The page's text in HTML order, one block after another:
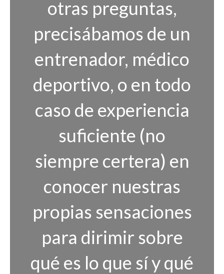
otras preguntas,
precisábamos de un
entrenador, médico
deportivo, o en todo
caso de experiencia
suficiente (no
siempre certera) en
conocer nuestras
propias sensaciones
para dirimir sobre
qué es lo que sí y qué